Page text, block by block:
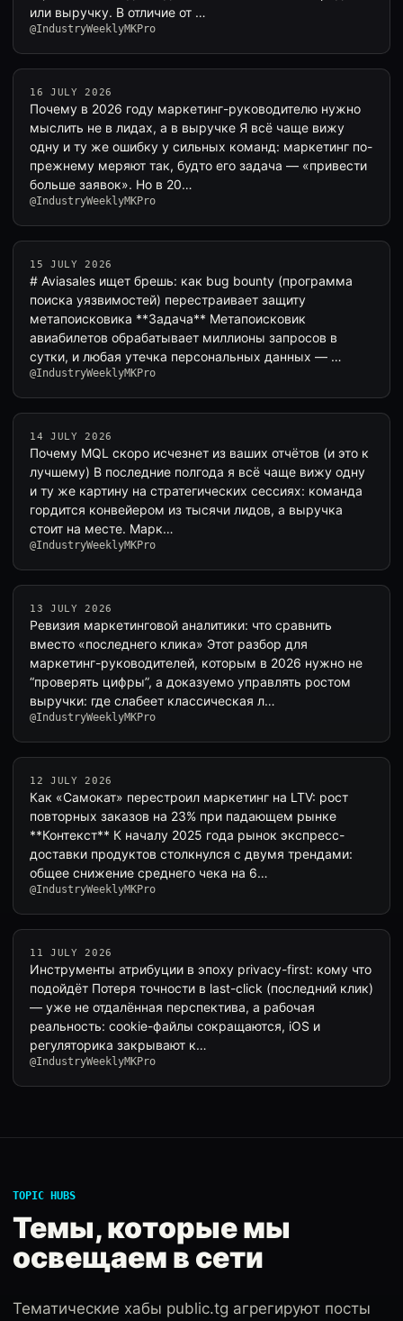
или выручку. В отличие от …
@IndustryWeeklyMKPro
16 JULY 2026
Почему в 2026 году маркетинг-руководителю нужно
мыслить не в лидах, а в выручке Я всё чаще вижу
одну и ту же ошибку у сильных команд: маркетинг по-
прежнему меряют так, будто его задача — «привести
больше заявок». Но в 20…
@IndustryWeeklyMKPro
15 JULY 2026
# Aviasales ищет брешь: как bug bounty (программа
поиска уязвимостей) перестраивает защиту
метапоисковика **Задача** Метапоисковик
авиабилетов обрабатывает миллионы запросов в
сутки, и любая утечка персональных данных — …
@IndustryWeeklyMKPro
14 JULY 2026
Почему MQL скоро исчезнет из ваших отчётов (и это к
лучшему) В последние полгода я всё чаще вижу одну
и ту же картину на стратегических сессиях: команда
гордится конвейером из тысячи лидов, а выручка
стоит на месте. Марк…
@IndustryWeeklyMKPro
13 JULY 2026
Ревизия маркетинговой аналитики: что сравнить
вместо «последнего клика» Этот разбор для
маркетинг-руководителей, которым в 2026 нужно не
“проверять цифры”, а доказуемо управлять ростом
выручки: где слабеет классическая л…
@IndustryWeeklyMKPro
12 JULY 2026
Как «Самокат» перестроил маркетинг на LTV: рост
повторных заказов на 23% при падающем рынке
**Контекст** К началу 2025 года рынок экспресс-
доставки продуктов столкнулся с двумя трендами:
общее снижение среднего чека на 6…
@IndustryWeeklyMKPro
11 JULY 2026
Инструменты атрибуции в эпоху privacy-first: кому что
подойдёт Потеря точности в last-click (последний клик)
— уже не отдалённая перспектива, а рабочая
реальность: cookie-файлы сокращаются, iOS и
регуляторика закрывают к…
@IndustryWeeklyMKPro
TOPIC HUBS
Темы, которые мы
освещаем в сети
Тематические хабы public.tg агрегируют посты